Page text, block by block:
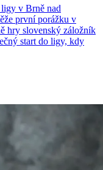
v Brně nad
první porážku v
hry slovenský záložník
start do ligy, kdy